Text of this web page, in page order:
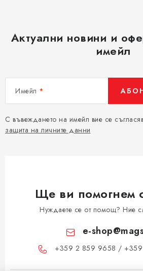
Актуални новини и
имейл
Имейл
С въвеждането на имейл вие се
защита на личните данни
Ще ви помогнем
Нуждаете се от помощ? Ние
e-shop@
+359 2 859 9658 /